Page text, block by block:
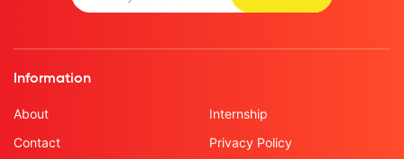
Information
About
Contact
Internship
Privacy Policy